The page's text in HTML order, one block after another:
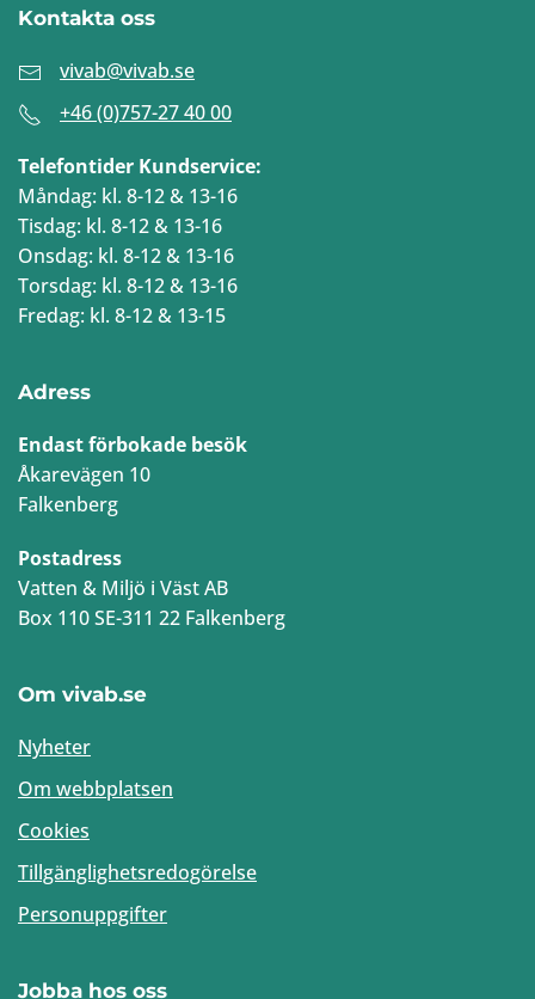
Kontakta oss
vivab@vivab.se
+46 (0)757-27 40 00
Telefontider Kundservice:
Måndag: kl. 8-12 & 13-16
Tisdag: kl. 8-12 & 13-16
Onsdag: kl. 8-12 & 13-16
Torsdag: kl. 8-12 & 13-16
Fredag: kl. 8-12 & 13-15
Adress
Endast förbokade besök
Åkarevägen 10
Falkenberg
Postadress
Vatten & Miljö i Väst AB
Box 110 SE-311 22 Falkenberg
Om vivab.se
Nyheter
Om webbplatsen
Cookies
Tillgänglighetsredogörelse
Personuppgifter
Jobba hos oss